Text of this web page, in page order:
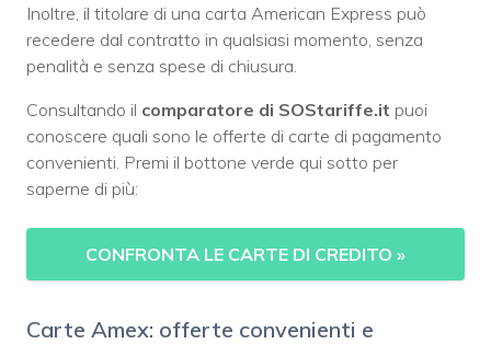
Inoltre, il titolare di una carta American Express può
recedere dal contratto in qualsiasi momento, senza
penalità e senza spese di chiusura.
Consultando il comparatore di SOStariffe.it puoi
conoscere quali sono le offerte di carte di pagamento
convenienti. Premi il bottone verde qui sotto per
saperne di più:
CONFRONTA LE CARTE DI CREDITO »
Carte Amex: offerte convenienti e